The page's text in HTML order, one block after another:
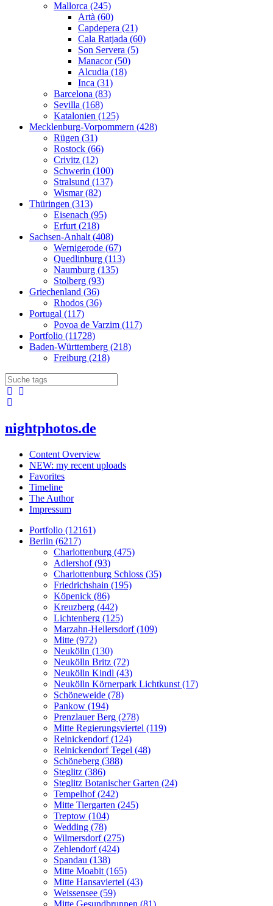
Mallorca (245)
Artà (60)
Capdepera (21)
Cala Ratjada (60)
Son Servera (5)
Manacor (50)
Alcudia (18)
Inca (31)
Barcelona (83)
Sevilla (168)
Katalonien (125)
Mecklenburg-Vorpommern (428)
Rügen (31)
Rostock (66)
Crivitz (12)
Schwerin (100)
Stralsund (137)
Wismar (82)
Thüringen (313)
Eisenach (95)
Erfurt (218)
Sachsen-Anhalt (408)
Wernigerode (67)
Quedlinburg (113)
Naumburg (135)
Stolberg (93)
Griechenland (36)
Rhodos (36)
Portugal (117)
Povoa de Varzim (117)
Portfolio (11728)
Baden-Württemberg (218)
Freiburg (218)
nightphotos.de
Content Overview
NEW: my recent uploads
Favorites
Timeline
The Author
Impressum
Portfolio (12161)
Berlin (6217)
Charlottenburg (475)
Adlershof (93)
Charlottenburg Schloss (35)
Friedrichshain (195)
Köpenick (86)
Kreuzberg (442)
Lichtenberg (125)
Marzahn-Hellersdorf (109)
Mitte (972)
Neukölln (130)
Neukölln Britz (72)
Neukölln Kindl (43)
Neukölln Körnerpark Lichtkunst (17)
Schöneweide (78)
Pankow (194)
Prenzlauer Berg (278)
Mitte Regierungsviertel (119)
Reinickendorf (124)
Reinickendorf Tegel (48)
Schöneberg (388)
Steglitz (386)
Steglitz Botanischer Garten (24)
Tempelhof (242)
Mitte Tiergarten (245)
Treptow (104)
Wedding (78)
Wilmersdorf (275)
Zehlendorf (424)
Spandau (138)
Mitte Moabit (165)
Mitte Hansaviertel (43)
Weissensee (59)
Mitte Gesundbrunnen (81)